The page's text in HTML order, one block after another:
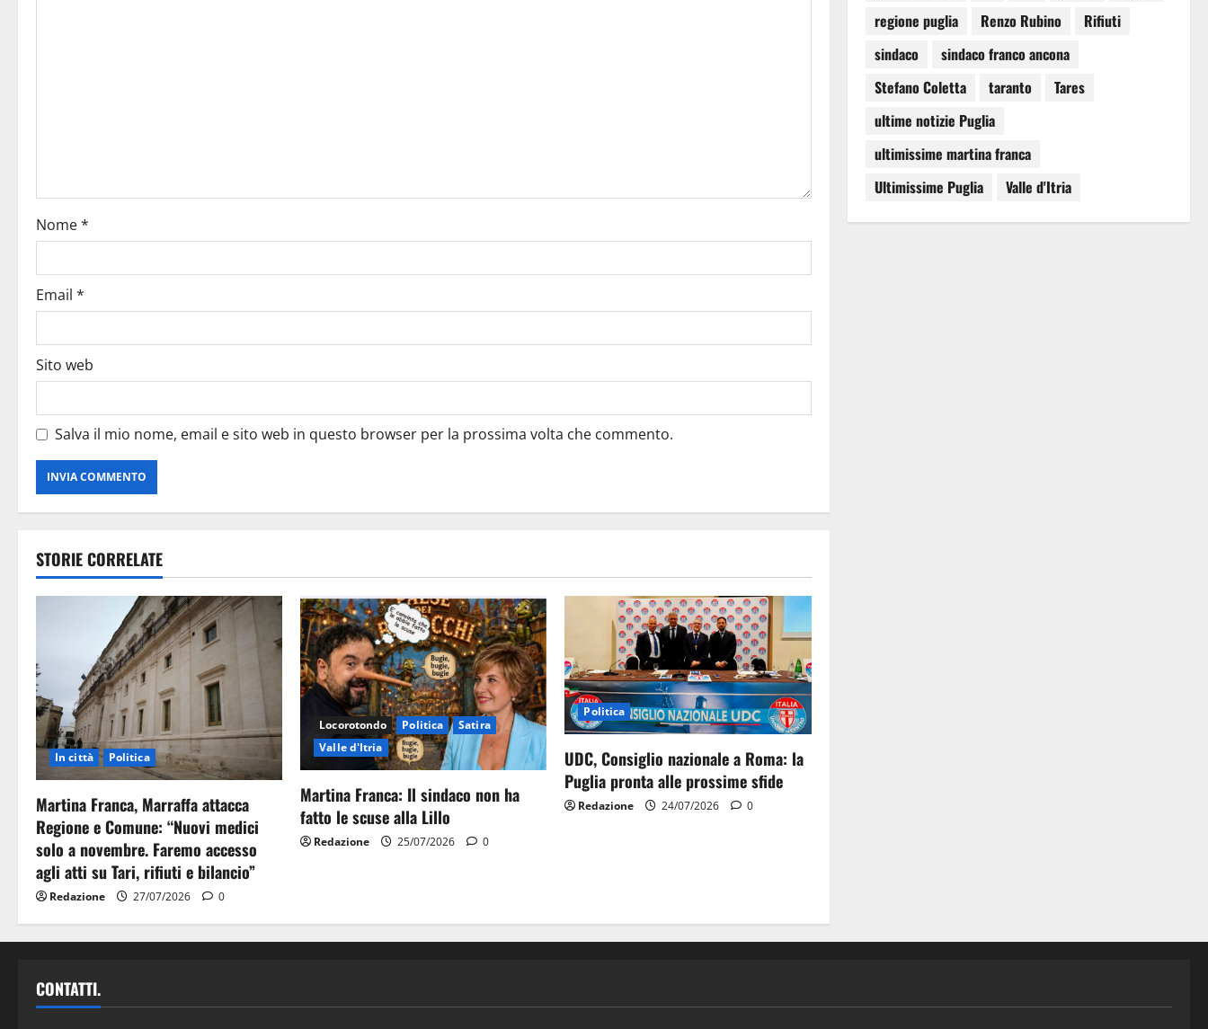
Nome*
Email *
Sito web
Salva il mio nome, email e sito web in questo browser per la prossima volta che commento.
STORIE CORRELATE
In città Politica
Martina Franca, Marraffa attacca
Regione e Comune: “Nuovi medici
solo a novembre. Faremo accesso
agli atti su Tari, rifiuti e bilancio”
Redazione 27/07/2026 0
Locorotondo Politica
Satira
Valle d'Itria
Martina Franca: Il sindaco non ha
fatto le scuse alla Lillo
Redazione 25/07/2026 0
Politica
UDC, Consiglio nazionale a Roma: la
Puglia pronta alle prossime sfide
Redazione 24/07/2026 0
regione puglia
Renzo Rubino
Rifiuti
sindaco
sindaco franco ancona
Stefano Coletta
taranto
Tares
ultime notizie Puglia
ultimissime martina franca
Ultimissime Puglia
Valle d'Itria
CONTATTI.